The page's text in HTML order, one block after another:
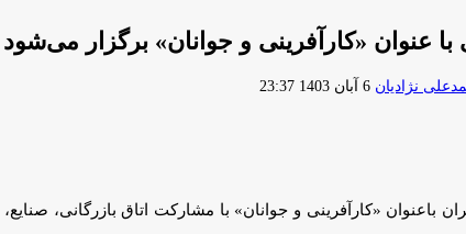
عنوان «کارآفرینی و جوانان» برگزار می‌شود
نژادیان ارسال
6 آبان 1403 23:37
«کارآفرینی و جوانان» با مشارکت اتاق بازرگانی،